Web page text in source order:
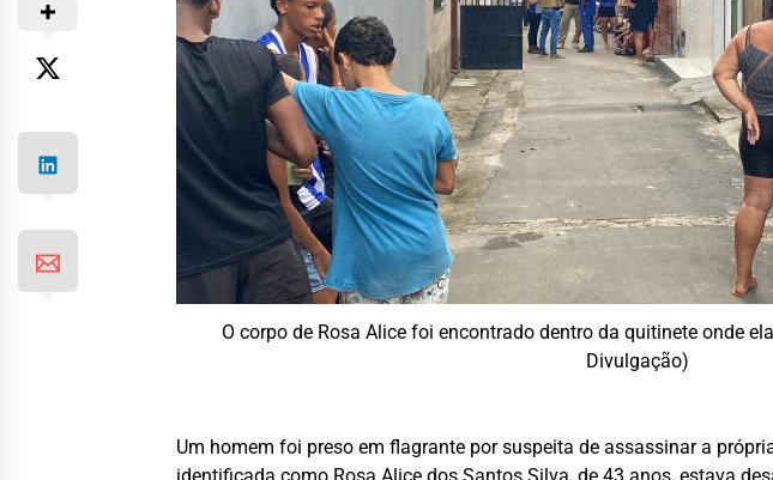
O corpo de Rosa Alice foi encontrado dentro da quitinete onde
Divulgação)
Um homem foi preso em flagrante por suspeita de assassinar a